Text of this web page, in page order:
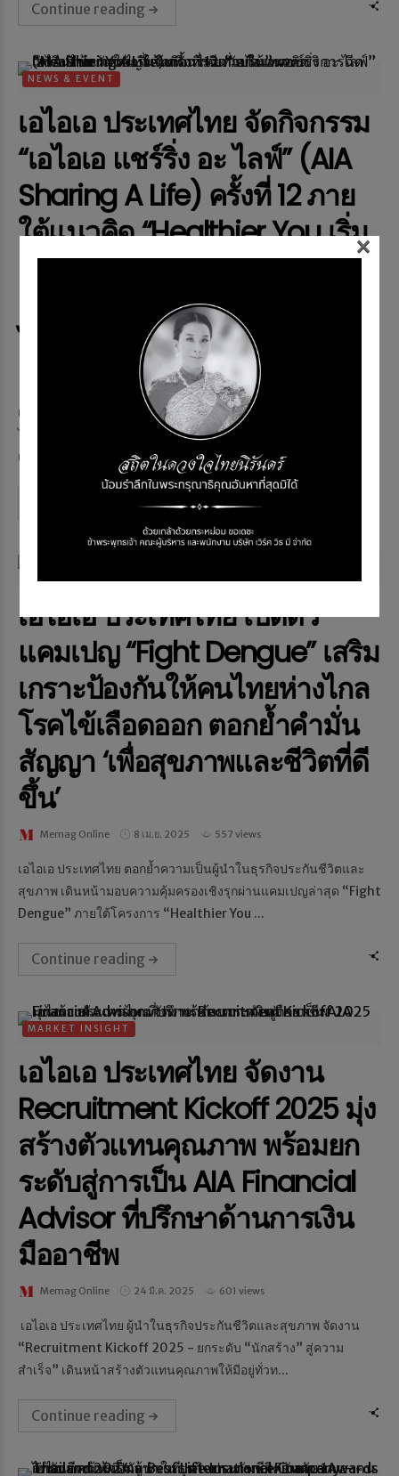
Continue reading
NEWS & EVENT
เอไอเอ ประเทศไทย จัดกิจกรรม
“เอไอเอ แชร์ริ่ง อะ ไลฟ์” (AIA
Sharing A Life) ครั้งที่ 12 ภาย
ใต้แนวคิด “Healthier You เริ่ม
ต้นที่การฉีดวัคซีน” มอบบริการ
ฉีดวัคซีนไข้หวัดใหญ่ให้แก่คน
ไทยทั่วประเทศ
25 เม.ย. 2025 506 views
เอไอเอ ประเทศไทย เดินหน้าจัดกิจกรรม โครงการเอไอเอ แชร์ริ่ง อะ
ไลฟ์ (AIA Sharing A Life) หรือวันทำดีร่วมกันของชาวเอไอเอ ต่อ
เนื่องเป็นปีที่ 12 โดยปีนี้จัดขึ้นภายใ...
Continue reading
เอไอเอ ประเทศไทย เปิดตัว
แคมเปญ “Fight Dengue” เสริม
เกราะป้องกันให้คนไทยห่างไกล
โรคไข้เลือดออก ตอกย้ำคำมั่น
สัญญา ‘เพื่อสุขภาพและชีวิตที่ดี
ขึ้น’
Memag Online 8 เม.ย. 2025 557 views
เอไอเอ ประเทศไทย ตอกย้ำความเป็นผู้นำในธุรกิจประกันชีวิตและ
สุขภาพ เดินหน้ามอบความคุ้มครองเชิงรุกผ่านแคมเปญล่าสุด “Fight
Dengue” ภายใต้โครงการ “Healthier You ...
Continue reading
MARKET INSIGHT
เอไอเอ ประเทศไทย จัดงาน
Recruitment Kickoff 2025 มุ่ง
สร้างตัวแทนคุณภาพ พร้อมยก
ระดับสู่การเป็น AIA Financial
Advisor ที่ปรึกษาด้านการเงิน
มืออาชีพ
Memag Online 24 มี.ค. 2025 601 views
เอไอเอ ประเทศไทย ผู้นำในธุรกิจประกันชีวิตและสุขภาพ จัดงาน
“Recruitment Kickoff 2025 - ยกระดับ “นักสร้าง” สู่ความ
สำเร็จ” เดินหน้าสร้างตัวแทนคุณภาพให้มีอยู่ทั่วท...
Continue reading
×